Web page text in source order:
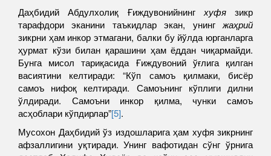
Даҳбидий Абдулхолиқ Ғиждувонийнинг хуфязикр
тарафдори эканини таъкидлар экан, унинг жаҳрий
зикрни ҳам инкор этмагани, балки бу йўлда юрганларга
ҳурмат кўзи билан қарашини ҳам ёддан чиқармайди.
Бунга мисол тариқасида Ғиждувоний ўғлига қилган
васиятини келтиради: “Кўп самоъ қилмаки, бисёр
самоъ нифоқ келтиради. Самоънинг кўплиги дилни
ўлдиради. Самоъни инкор қилма, чунки самоъ
асҳоблари кўпдирлар”[5].
Мусохон Даҳбидий ўз издошларига ҳам хуфя зикрнинг
афзаллигини уқтиради. Унинг вафотидан сўнг ўрнига